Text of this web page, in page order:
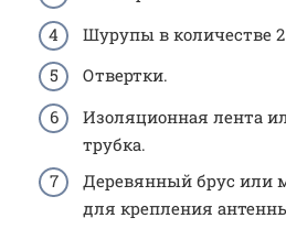
Шурупы в количестве
Отвертки.
Изоляционная лента
трубка.
Деревянный брус или
для крепления